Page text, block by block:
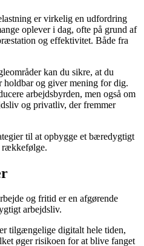
er virkelig en udfordring
oplever i dag, ofte på grund af
og effektivitet. Både fra
kan du sikre, at du
holdbar og giver mening for dig.
arbejdsbyrden, men også om
og privatliv, der fremmer
til at opbygge et bæredygtigt
rækkefølge.
og fritid er en afgørende
arbejdsliv.
tilgængelige digitalt hele tiden,
øger risikoen for at blive fanget